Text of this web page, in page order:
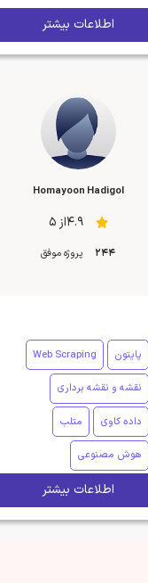
اطلاعات بیشتر
Homayoon Hadigol
4.9از 5
244 پروژه موفق
پایتون Web Scraping
نقشه و نقشه برداری
داده کاوی متلب
هوش مصنوعی
اطلاعات بیشتر